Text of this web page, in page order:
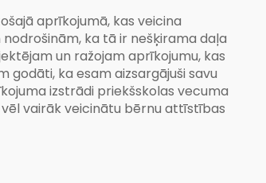
aprīkojumā, kas veicina
ka tā ir nešķirama daļa
un ražojam aprīkojumu, kas
ka esam aizsargājuši savu
izstrādi priekšskolas vecuma
vairāk veicinātu bērnu attīstības